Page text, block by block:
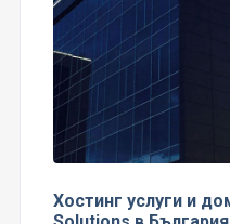
Хостинг услуги и